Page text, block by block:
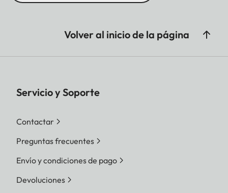
Volver al inicio de la página
Servicio y Soporte
Contactar
Preguntas frecuentes
Envío y condiciones de pago
Devoluciones